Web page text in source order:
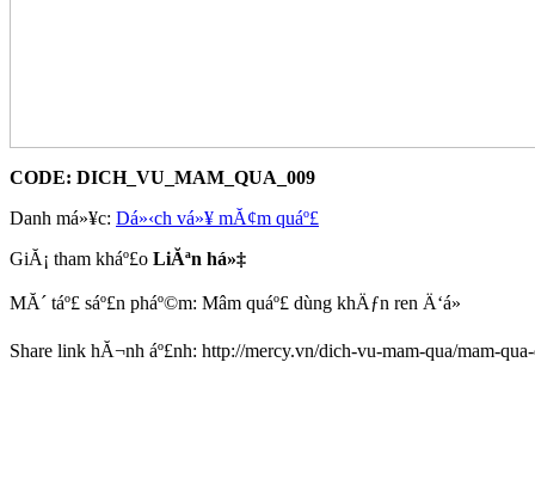
CODE: DICH_VU_MAM_QUA_009
Danh má»¥c: Dá»‹ch vá»¥ mĂ¢m quáº£
GiĂ¡ tham kháº£o LiĂªn há»‡
MĂ´ táº£ sáº£n pháº©m: Mâm quáº£ dùng khÄƒn ren Ä‘á»
Share link hĂ¬nh áº£nh: http://mercy.vn/dich-vu-mam-qua/mam-